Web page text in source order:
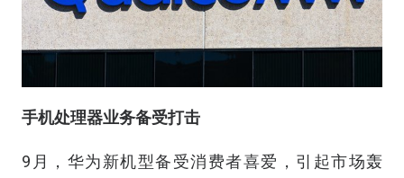
手机处理器业务备受打击
9月，华为新机型备受消费者喜爱，引起市场轰